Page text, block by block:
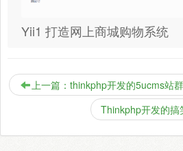
Yii1 打造网上商城购物系统
上一篇：thinkphp开发的5ucms站
Thinkphp开发的搞